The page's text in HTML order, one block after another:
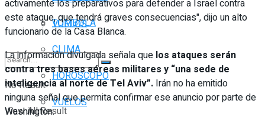
VUELOS
No Result
View All Result
TOMBOLA
CLIMA
HORÓSCOPO
VUELOS
activamente los preparativos para defender a Israel contra
este ataque, que tendrá graves consecuencias", dijo un alto
funcionario de la Casa Blanca.
La información divulgada señala que los ataques serán
contra tres bases aéreas militares y “una sede de
inteligencia al norte de Tel Aviv”. Irán no ha emitido
ninguna señal que permita confirmar ese anuncio por parte de
Washington.